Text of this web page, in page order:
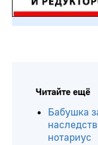
Читайте ещё
Бабушка
нотариус